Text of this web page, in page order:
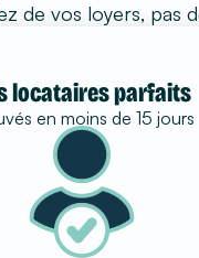
de vos loyers, pas
locataires parfaits
en moins de 15 jours